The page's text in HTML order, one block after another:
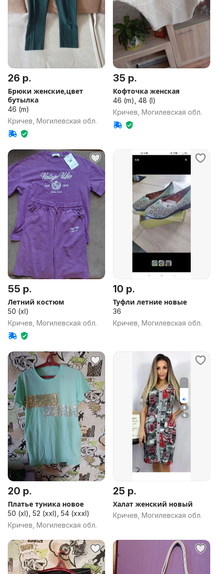
26 р.
Брюки женские,цвет
бутылка
46 (m)
Кричев, Могилевская обл.
35 р.
Кофточка женская
46 (m), 48 (l)
Кричев, Могилевская обл.
55 р.
Летний костюм
50 (xl)
Кричев, Могилевская обл.
10 р.
Туфли летние новые
36
Кричев, Могилевская обл.
20 р.
Платье туника новое
50 (xl), 52 (xxl), 54 (xxxl)
Кричев, Могилевская обл.
25 р.
Халат женский новый
Кричев, Могилевская обл.